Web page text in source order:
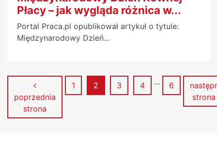
Płacy – jak wygląda różnica w...
Portal Praca.pl opublikował artykuł o tytule:
Międzynarodowy Dzień...
poprzednia
strona
Strona
1 Strona
2 Strona
3 Strona
4 ... Strona
6